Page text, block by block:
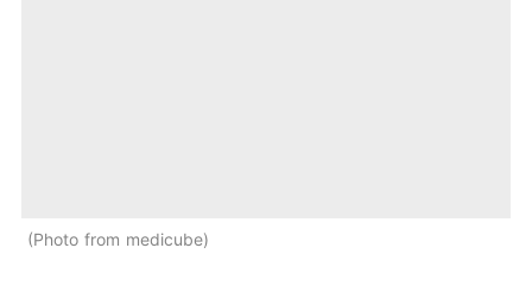
Photo from medicube